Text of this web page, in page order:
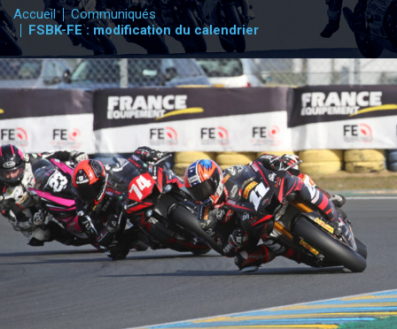
PARTENAIRES
PRESSE
PRESSE
accéder à la billetterie
Accueil
Communiqués
FSBK-FE : modification du calendrier